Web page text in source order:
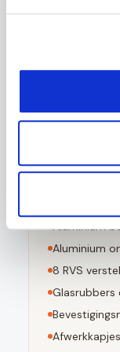
Bestand
Bij breuk in
Voldoet aan
Dit
stuks
Aluminium
Aluminium
8 RVS
Glasrubbers